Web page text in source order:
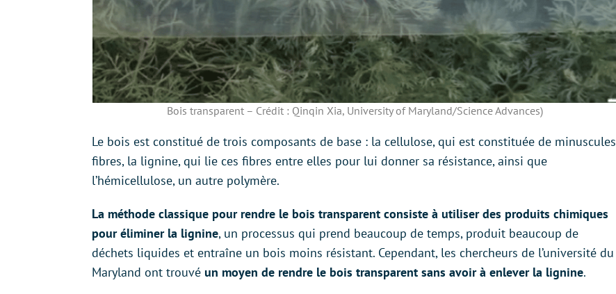
Bois transparent – Crédit : Qinqin Xia, University of Maryland/Science Advances)
Le bois est constitué de trois composants de base : la cellulose, qui est constituée de minuscules
fibres, la lignine, qui lie ces fibres entre elles pour lui donner sa résistance, ainsi que
l’hémicellulose, un autre polymère.
La méthode classique pour rendre le bois transparent consiste à utiliser des produits chimiques
pour éliminer la lignine, un processus qui prend beaucoup de temps, produit beaucoup de
déchets liquides et entraîne un bois moins résistant. Cependant, les chercheurs de l’université du
Maryland ont trouvé un moyen de rendre le bois transparent sans avoir à enlever la lignine.